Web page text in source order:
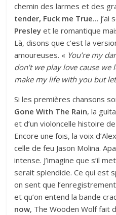
chemin des larmes et des
tender, Fuck me True… j’ai
Presley et le romantique
Là, disons que c’est la
amoureuses. « You’re my
don’t we play love cause we
make my life with you but
Si les premières chansons
Gone With The Rain, la
et d’un violoncelle histoire
Encore une fois, la voix
celle de feu Jason Molina.
intense. J’imagine que s’il
serait splendide. Ce qui est
on sent que
et qu’on entend la bande
now, The Wooden Wolf fait